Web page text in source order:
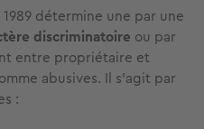
détermine une par une
discriminatoire ou par
entre propriétaire et
abusives. Il s’agit par
: